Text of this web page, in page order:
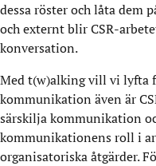
dessa röster och låta dem
och externt blir CSR-
konversation.
Med t(w)alking vill vi lyfta
kommunikation även är
särskilja kommunikation
kommunikationens roll i
organisatoriska åtgärder.